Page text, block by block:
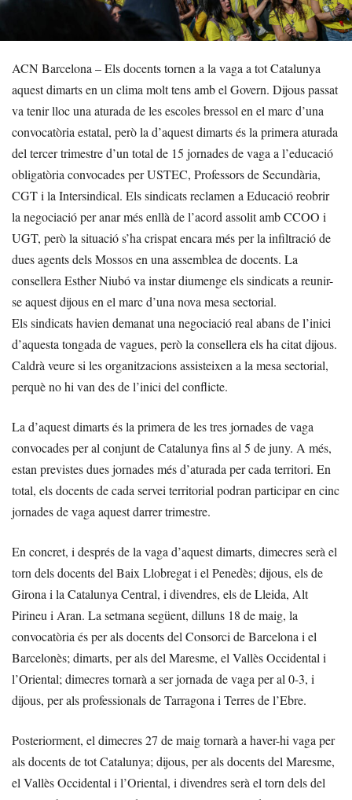
ACN Barcelona – Els docents tornen a la vaga a tot Catalunya
aquest dimarts en un clima molt tens amb el Govern. Dijous passat
va tenir lloc una aturada de les escoles bressol en el marc d’una
convocatòria estatal, però la d’aquest dimarts és la primera aturada
del tercer trimestre d’un total de 15 jornades de vaga a l’educació
obligatòria convocades per USTEC, Professors de Secundària,
CGT i la Intersindical. Els sindicats reclamen a Educació reobrir
la negociació per anar més enllà de l’acord assolit amb CCOO i
UGT, però la situació s’ha crispat encara més per la infiltració de
dues agents dels Mossos en una assemblea de docents. La
consellera Esther Niubó va instar diumenge els sindicats a reunir-
se aquest dijous en el marc d’una nova mesa sectorial.
Els sindicats havien demanat una negociació real abans de l’inici
d’aquesta tongada de vagues, però la consellera els ha citat dijous.
Caldrà veure si les organitzacions assisteixen a la mesa sectorial,
perquè no hi van des de l’inici del conflicte.
La d’aquest dimarts és la primera de les tres jornades de vaga
convocades per al conjunt de Catalunya fins al 5 de juny. A més,
estan previstes dues jornades més d’aturada per cada territori. En
total, els docents de cada servei territorial podran participar en cinc
jornades de vaga aquest darrer trimestre.
En concret, i després de la vaga d’aquest dimarts, dimecres serà el
torn dels docents del Baix Llobregat i el Penedès; dijous, els de
Girona i la Catalunya Central, i divendres, els de Lleida, Alt
Pirineu i Aran. La setmana següent, dilluns 18 de maig, la
convocatòria és per als docents del Consorci de Barcelona i el
Barcelonès; dimarts, per als del Maresme, el Vallès Occidental i
l’Oriental; dimecres tornarà a ser jornada de vaga per al 0-3, i
dijous, per als professionals de Tarragona i Terres de l’Ebre.
Posteriorment, el dimecres 27 de maig tornarà a haver-hi vaga per
als docents de tot Catalunya; dijous, per als docents del Maresme,
el Vallès Occidental i l’Oriental, i divendres serà el torn dels del